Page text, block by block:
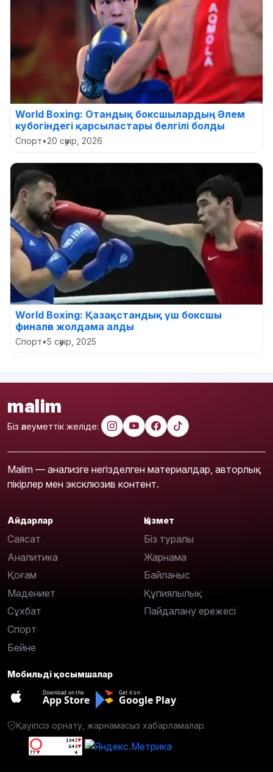
World Boxing: Отандық боксшылардың Әлем
кубогіндегі қарсыластары белгілі болды
Спорт•20 сәуір, 2026
World Boxing: Қазақстандық үш боксшы
финалға жолдама алды
Спорт•5 сәуір, 2025
malim
Біз әлеуметтік желіде:
Malim — анализге негізделген материалдар, авторлық
пікірлер мен эксклюзив контент.
Айдарлар
Саясат
Аналитика
Қоғам
Мәдениет
Сұхбат
Спорт
Бейне
Қызмет
Біз туралы
Жарнама
Байланыс
Құпиялылық
Пайдалану ережесі
Мобильді қосымшалар
Download on the
App Store
Get it on
Google Play
Қауіпсіз орнату, жарнамасыз хабарламалар.